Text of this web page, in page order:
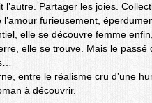
Partager les joies.
furieusement,
elle se découvre femme
elle se trouve. Mais le
entre le réalisme cru d’une
à découvrir.